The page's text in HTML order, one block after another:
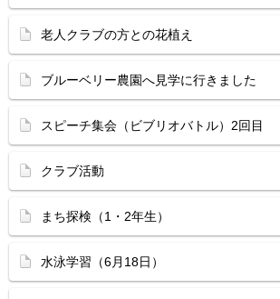
老人クラブの方との花植え
ブルーベリー農園へ見学に行きました
スピーチ集会（ビブリオバトル）2回目
クラブ活動
まち探検（1・2年生）
水泳学習（6月18日）